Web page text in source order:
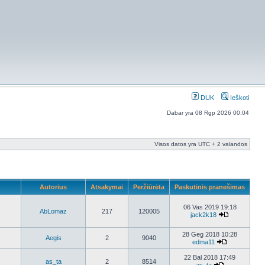
DUK Ieškoti
Dabar yra 08 Rgp 2026 00:04
Visos datos yra UTC + 2 valandos
Autorius Atsakymai Peržiūrėta Paskutinis pranešimas
AbLomaz 217 120005
06 Vas 2019 19:18
jack2k18
Aegis 2 9040
28 Geg 2018 10:28
edma11
as_ta 2 8514
22 Bal 2018 17:49